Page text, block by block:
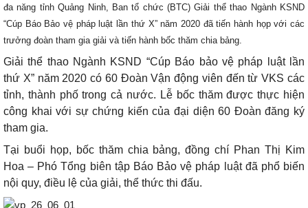
đa năng tỉnh Quảng Ninh, Ban tổ chức (BTC) Giải thể thao Ngành KSND
“Cúp Báo Bảo vệ pháp luật lần thứ X” năm 2020 đã tiến hành họp với các
trưởng đoàn tham gia giải và tiến hành bốc thăm chia bảng.
Giải thể thao Ngành KSND “Cúp Báo bảo vệ pháp luật lần
thứ X” năm 2020 có 60 Đoàn Vận động viên đến từ VKS các
tỉnh, thành phố trong cả nước. Lễ bốc thăm được thực hiện
công khai với sự chứng kiến của đại diện 60 Đoàn đăng ký
tham gia.
Tại buổi họp, bốc thăm chia bảng, đồng chí Phan Thị Kim
Hoa – Phó Tổng biên tập Báo Bảo vệ pháp luật đã phổ biến
nội quy, điều lệ của giải, thể thức thi đấu.